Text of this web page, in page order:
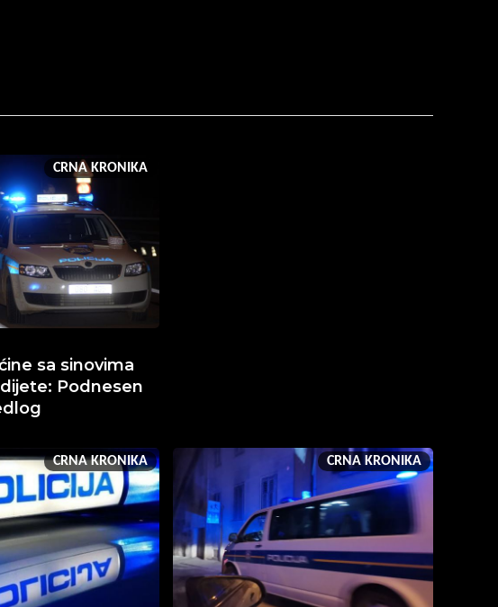
CRNA KRONIKA
sa sinovima
Podnesen
CRNA KRONIKA CRNA KRONIKA